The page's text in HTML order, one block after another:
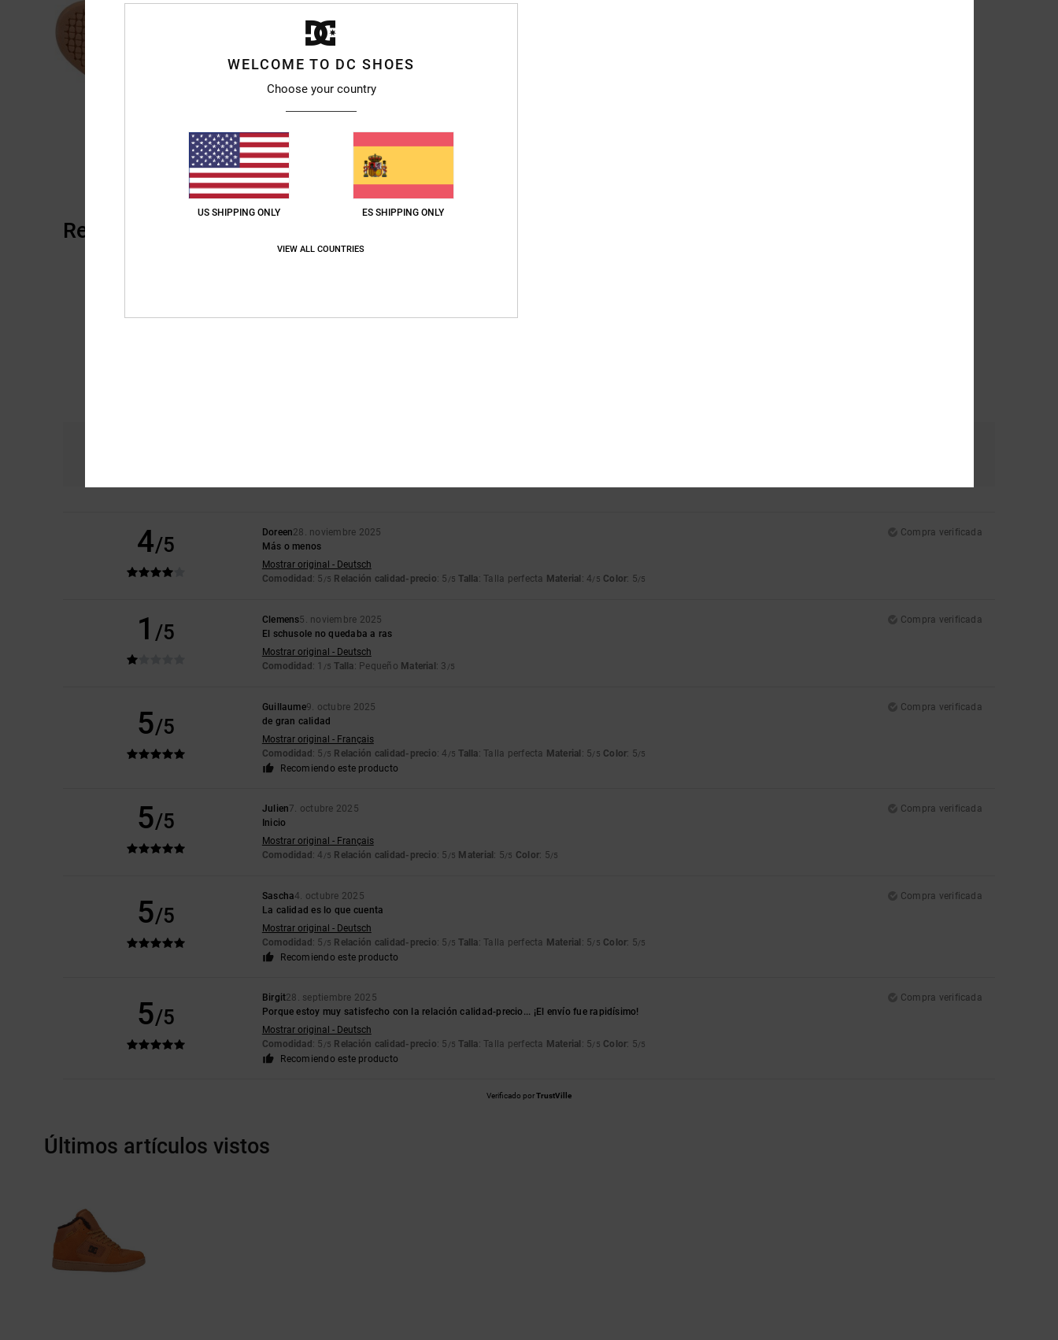
Reseñas de los clientes
4.2
4/5
Doreen28. noviembre 2025
Compra verificada
Más o menos
Mostrar original - Deutsch
Comodidad : 5 /5 Relación calidad-precio: 5 /5 Talla: Talla perfecta Material : 4/5 Color: 5/5
1 /5
Clemens5. noviembre 2025
Compra verificada
El schusole no quedaba a ras
Mostrar original - Deutsch
Comodidad : 1 /5 Talla: Pequeño Material : 3 /5
5/5
Guillaume9. octubre 2025
Compra verificada
de gran calidad
Mostrar original - Français
Comodidad : 5 /5 Relación calidad-precio: 4 /5 Talla: Talla perfecta Material : 5/5 Color: 5/5
Recomiendo este producto
5/5
Julien7. octubre 2025
Compra verificada
Inicio
Mostrar original - Français
Comodidad : 4 /5 Relación calidad-precio: 5 /5 Material : 5/5 Color: 5/5
5/5
Sascha4. octubre 2025
Compra verificada
La calidad es lo que cuenta
Mostrar original - Deutsch
Comodidad : 5 /5 Relación calidad-precio: 5 /5 Talla: Talla perfecta Material : 5/5 Color: 5/5
Recomiendo este producto
5/5
Birgit28. septiembre 2025
Compra verificada
Porque estoy muy satisfecho con la relación calidad-precio... ¡El envío fue rapidísimo!
Mostrar original - Deutsch
Comodidad : 5 /5 Relación calidad-precio: 5 /5 Talla: Talla perfecta Material : 5/5 Color: 5/5
Recomiendo este producto
Verificado porTrustVille
Últimos artículos vistos
WELCOME TO DC SHOES
Choose your country
US SHIPPING ONLY ES SHIPPING ONLY
VIEW ALL COUNTRIES